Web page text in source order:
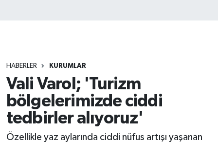
HABERLER KURUMLAR
Vali Varol; 'Turizm
bölgelerimizde ciddi
tedbirler alıyoruz'
Özellikle yaz aylarında ciddi nüfus artışı yaşanan
Tüm Manşetler
Son Dakika Haberleri
Haber Arşivi